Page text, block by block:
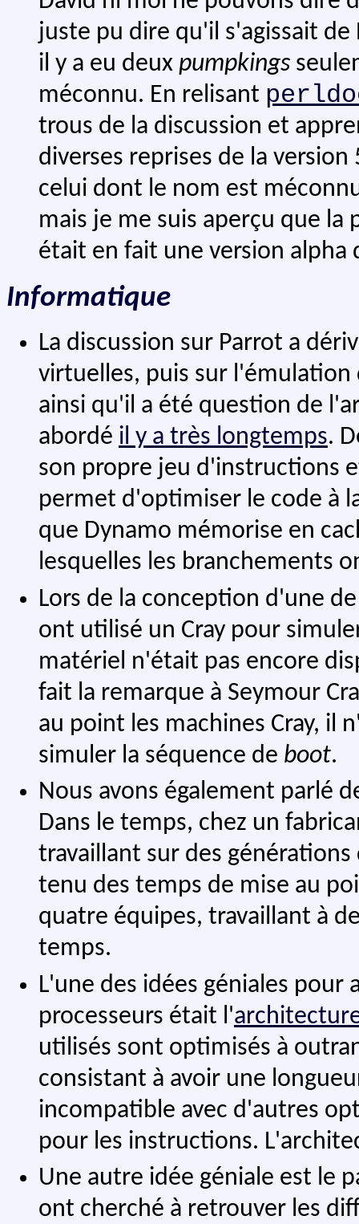
juste pu dire qu'il s'agissait
il y a eu deux pumpkings
méconnu. En relisant
trous de la discussion et
diverses reprises de la
celui dont le nom est
mais je me suis aperçu que
était en fait une version alpha
Informatique
La discussion sur Parrot a
virtuelles, puis sur
ainsi qu'il a été question de
abordé il y a très longtemps.
son propre jeu d'instructions
permet d'optimiser le code à
que Dynamo mémorise en
lesquelles les branchements
Lors de la conception d'une
ont utilisé un Cray pour
matériel n'était pas encore
fait la remarque à Seymour
au point les machines Cray, il
simuler la séquence de boot.
Nous avons également parlé
Dans le temps, chez un
travaillant sur des
tenu des temps de mise au
quatre équipes, travaillant à
temps.
L'une des idées géniales
processeurs était l'architecture
utilisés sont optimisés à
consistant à avoir une
incompatible avec d'autres
pour les instructions.
Une autre idée géniale est le
ont cherché à retrouver les